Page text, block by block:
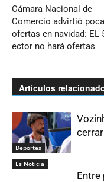
Cámara Nacional de
Comercio advirtió
ofertas en navidad: EL
ector no hará ofertas
Artículos
Deportes
Es Noticia
Entre